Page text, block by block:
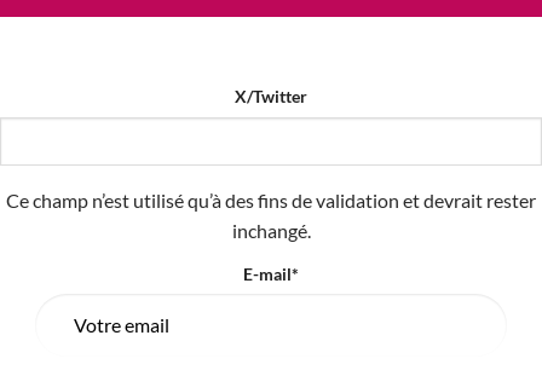
X/Twitter
Ce champ n’est utilisé qu’à des fins de validation et devrait rester
inchangé.
E-mail*